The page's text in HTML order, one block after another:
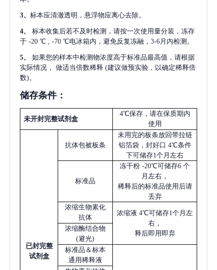
3、 标本应清澈透明，悬浮物应离心去除。
4、
标本收集后若不及时检测，请按一次使用量分装，冻存
于 -20 ℃ , -70 ℃电冰箱内，避免反复冻融，3-6月内检测。
5、
如果您的样本中检测物浓度高于标准品最高值，请根据
实际情况，
做适当倍数稀释 (建议做预实验，以确定稀释倍
数)。
储存条件：
未开封完整试剂盒
4℃保存，请在保质期内
使用
已封完整
试剂盒
抗体包被板条
未用完的板条放回带拉链
铝箔袋，封好口 4℃条件
下可储存1个月左右
标准品
冻干粉 -20℃可储存6 个
月左右，
稀释后的标准品使用后请
丢弃
浓缩生物素化
抗体
浓缩液 4℃可储存1个月左
右，
释后即用即弃
浓缩酶结合物
(避光)
标准品＆标本
通用稀释液